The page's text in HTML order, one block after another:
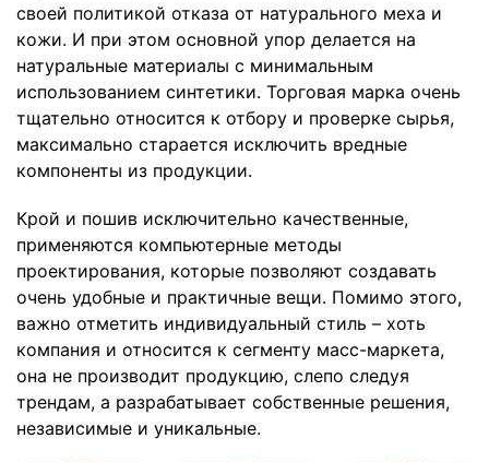
своей политикой отказа от натурального меха и
кожи. И при этом основной упор делается на
натуральные материалы с минимальным
использованием синтетики. Торговая марка очень
тщательно относится к отбору и проверке сырья,
максимально старается исключить вредные
компоненты из продукции.
Крой и пошив исключительно качественные,
применяются компьютерные методы
проектирования, которые позволяют создавать
очень удобные и практичные вещи. Помимо этого,
важно отметить индивидуальный стиль – хоть
компания и относится к сегменту масс-маркета,
она не производит продукцию, слепо следуя
трендам, а разрабатывает собственные решения,
независимые и уникальные.